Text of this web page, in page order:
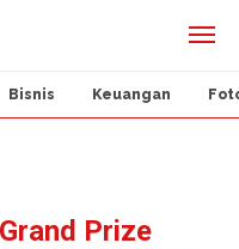
Bisnis Keuangan
Prize